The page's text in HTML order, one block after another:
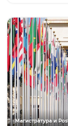
Магистратура и
EU